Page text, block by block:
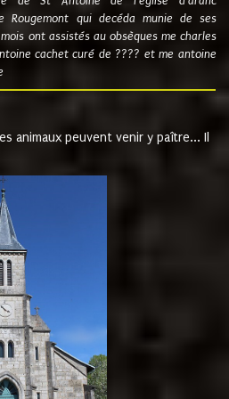
Rougemont qui decéda munie de ses
ont assistés au obsèques me charles
cachet curé de ???? et me antoine
animaux peuvent venir y paître... Il